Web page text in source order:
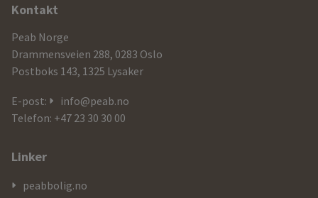
Ytterligere
informasjon
og
kontaktdetaljer
Kontakt
Peab Norge
Drammensveien 288, 0283 Oslo
Postboks 143, 1325 Lysaker
E-post:
info@peab.no
Telefon: +47 23 30 30 00
Linker
peabbolig.no